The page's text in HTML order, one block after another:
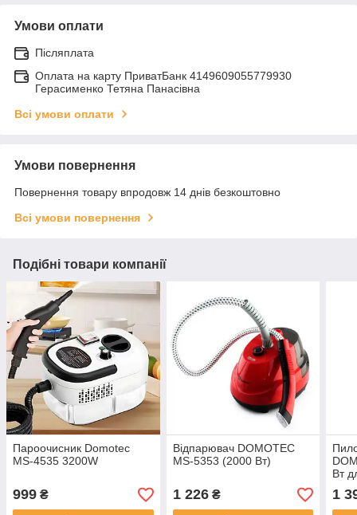
Умови оплати
Післяплата
Оплата на карту ПриватБанк 4149609055779930
Герасименко Тетяна Панасівна
Всі умови оплати
Умови повернення
Повернення товару впродовж 14 днів безкоштовно
Всі умови повернення
Подібні товари компанії
Пароочисник Domotec
MS-4535 3200W
999 ₴
Відпарювач DOMOTEC
MS-5353 (2000 Вт)
1 226₴
Вт
1